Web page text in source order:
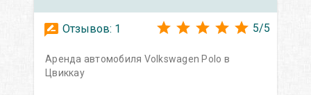
Отзывов: 1 5/5
Аренда автомобиля Volkswagen Polo в
Цвиккау